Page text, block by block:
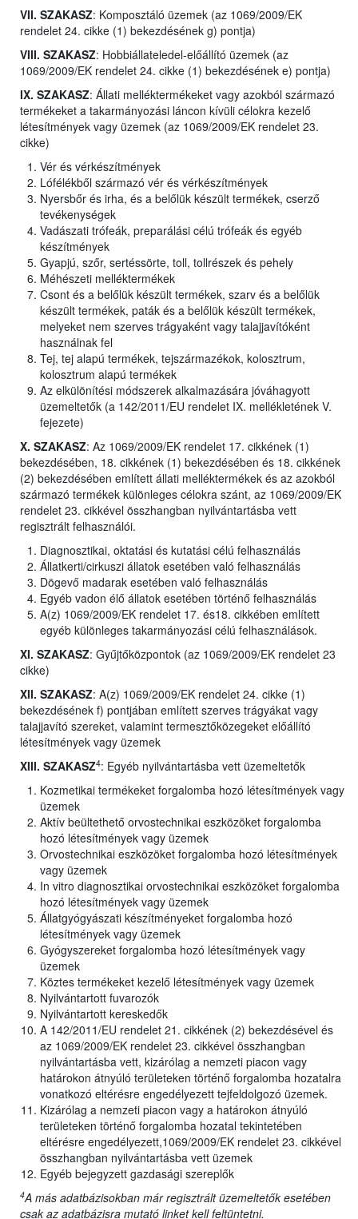
VII. SZAKASZ: Komposztáló üzemek (az 1069/2009/EK
rendelet 24. cikke (1) bekezdésének g) pontja)
VIII. SZAKASZ: Hobbiállateledel-előállító üzemek (az
1069/2009/EK rendelet 24. cikke (1) bekezdésének e) pontja)
IX. SZAKASZ: Állati melléktermékeket vagy azokból származó
termékeket a takarmányozási láncon kívüli célokra kezelő
létesítmények vagy üzemek (az 1069/2009/EK rendelet 23.
cikke)
Vér és vérkészítmények
Lófélékből származó vér és vérkészítmények
Nyersbőr és irha, és a belőlük készült termékek, cserző
tevékenységek
Vadászati trófeák, preparálási célú trófeák és egyéb
készítmények
Gyapjú, szőr, sertéssörte, toll, tollrészek és pehely
Méhészeti melléktermékek
Csont és a belőlük készült termékek, szarv és a belőlük
készült termékek, paták és a belőlük készült termékek,
melyeket nem szerves trágyaként vagy talajjavítóként
használnak fel
Tej, tej alapú termékek, tejszármazékok, kolosztrum,
kolosztrum alapú termékek
Az elkülönítési módszerek alkalmazására jóváhagyott
üzemeltetők (a 142/2011/EU rendelet IX. mellékletének V.
fejezete)
X. SZAKASZ: Az 1069/2009/EK rendelet 17. cikkének (1)
bekezdésében, 18. cikkének (1) bekezdésében és 18. cikkének
(2) bekezdésében említett állati melléktermékek és az azokból
származó termékek különleges célokra szánt, az 1069/2009/EK
rendelet 23. cikkével összhangban nyilvántartásba vett
regisztrált felhasználói.
Diagnosztikai, oktatási és kutatási célú felhasználás
Állatkerti/cirkuszi állatok esetében való felhasználás
Dögevő madarak esetében való felhasználás
Egyéb vadon élő állatok esetében történő felhasználás
A(z) 1069/2009/EK rendelet 17. és18. cikkében említett
egyéb különleges takarmányozási célú felhasználások.
XI. SZAKASZ: Gyűjtőközpontok (az 1069/2009/EK rendelet 23
cikke)
XII. SZAKASZ: A(z) 1069/2009/EK rendelet 24. cikke (1)
bekezdésének f) pontjában említett szerves trágyákat vagy
talajjavító szereket, valamint termesztőközegeket előállító
létesítmények vagy üzemek
XIII. SZAKASZ4: Egyéb nyilvántartásba vett üzemeltetők
Kozmetikai termékeket forgalomba hozó létesítmények vagy
üzemek
Aktív beültethető orvostechnikai eszközöket forgalomba
hozó létesítmények vagy üzemek
Orvostechnikai eszközöket forgalomba hozó létesítmények
vagy üzemek
In vitro diagnosztikai orvostechnikai eszközöket forgalomba
hozó létesítmények vagy üzemek
Állatgyógyászati készítményeket forgalomba hozó
létesítmények vagy üzemek
Gyógyszereket forgalomba hozó létesítmények vagy
üzemek
Köztes termékeket kezelő létesítmények vagy üzemek
Nyilvántartott fuvarozók
Nyilvántartott kereskedők
A 142/2011/EU rendelet 21. cikkének (2) bekezdésével és
az 1069/2009/EK rendelet 23. cikkével összhangban
nyilvántartásba vett, kizárólag a nemzeti piacon vagy
határokon átnyúló területeken történő forgalomba hozatalra
vonatkozó eltérésre engedélyezett tejfeldolgozó üzemek.
Kizárólag a nemzeti piacon vagy a határokon átnyúló
területeken történő forgalomba hozatal tekintetében
eltérésre engedélyezett,1069/2009/EK rendelet 23. cikkével
összhangban nyilvántartásba vett üzemek
Egyéb bejegyzett gazdasági szereplők
4A más adatbázisokban már regisztrált üzemeltetők esetében
csak az adatbázisra mutató linket kell feltüntetni.